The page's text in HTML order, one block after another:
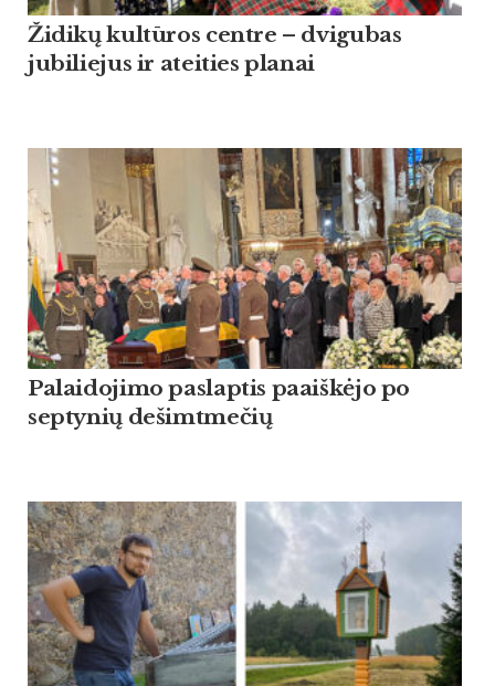
Židikų kultūros centre – dvigubas
jubiliejus ir ateities planai
Palaidojimo paslaptis paaiškėjo po
septynių dešimtmečių